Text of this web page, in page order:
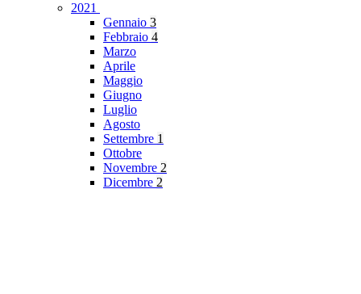
2021
Gennaio 3
Febbraio 4
Marzo
Aprile
Maggio
Giugno
Luglio
Agosto
Settembre 1
Ottobre
Novembre 2
Dicembre 2